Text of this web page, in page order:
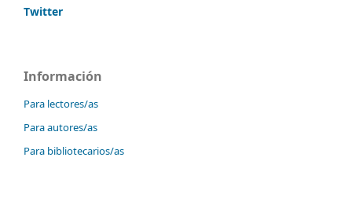
Twitter
Información
Para lectores/as
Para autores/as
Para bibliotecarios/as